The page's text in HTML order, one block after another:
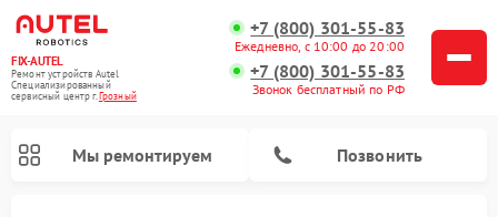
FIX-AUTEL
Ремонт устройств Autel
Специализированный
cервисный центр г.Грозный
+7 (800) 301-55-83
Ежедневно, с 10:00 до 20:00
+7 (800) 301-55-83
Звонок бесплатный по РФ
Мы ремонтируем Позвонить